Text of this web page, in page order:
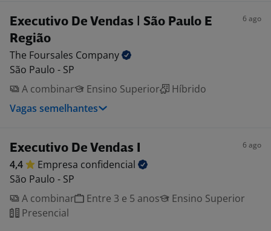
Executivo De Vendas | São Paulo E
Região
6 ago
The Foursales Company
São Paulo - SP
A combinar
Ensino Superior
Híbrido
Vagas semelhantes
Executivo De Vendas I 6 ago
4,4 Empresa confidencial
São Paulo - SP
A combinar
Entre 3 e 5 anos
Ensino Superior
Presencial